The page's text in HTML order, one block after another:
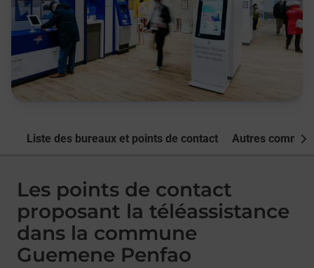
Liste des bureaux et points de contact Autres
Les points de contact
proposant la téléassistance
dans la commune
Guemene Penfao